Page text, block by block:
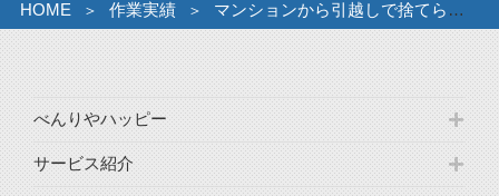
HOME 作業実績 マンションから引越しで捨てられない物を…。
べんりやハッピー
サービス紹介